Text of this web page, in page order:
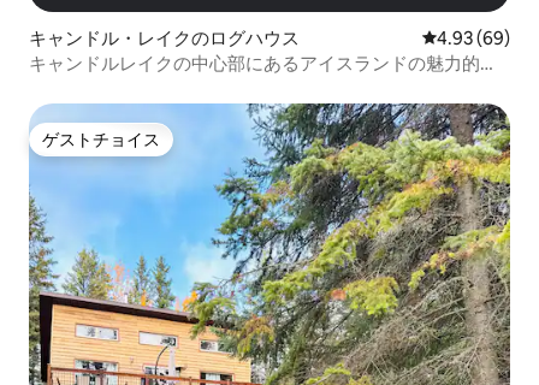
キャンドル・レイクのログハウス レビュー69
4.93 (69)
キャンドルレイクの中心部にあるアイスランドの魅力的な
ゲストチョイス
ゲストチョイス